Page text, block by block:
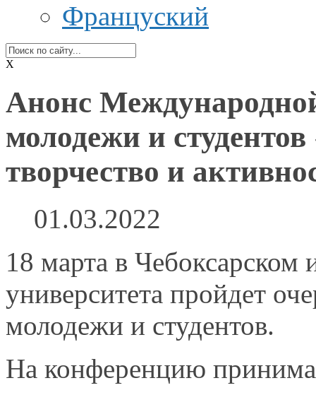
Француский
X
Анонс
молодежи и
творчество и
01.03.2022
18 марта в Чебоксарском
университета пройдет
молодежи и студентов.
На конференцию